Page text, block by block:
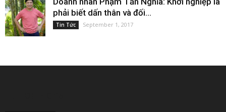
phải biết dấn thân và đối...
Tin Tức September 1, 2017